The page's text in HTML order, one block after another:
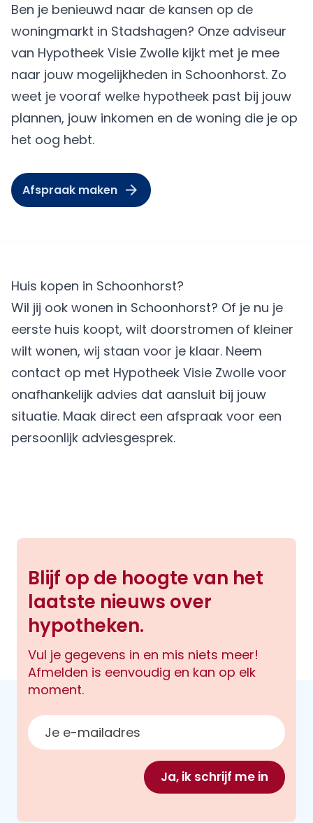
Ben je benieuwd naar de kansen op de
woningmarkt in Stadshagen? Onze adviseur
van Hypotheek Visie Zwolle kijkt met je mee
naar jouw mogelijkheden in Schoonhorst. Zo
weet je vooraf welke hypotheek past bij jouw
plannen, jouw inkomen en de woning die je op
het oog hebt.
Afspraak maken
Huis kopen in Schoonhorst?
Wil jij ook wonen in Schoonhorst? Of je nu je
eerste huis koopt, wilt doorstromen of kleiner
wilt wonen, wij staan voor je klaar. Neem
contact op met Hypotheek Visie Zwolle voor
onafhankelijk advies dat aansluit bij jouw
situatie. Maak direct een afspraak voor een
persoonlijk adviesgesprek.
Blijf op de hoogte van het
laatste nieuws over
hypotheken.
Vul je gegevens in en mis niets meer!
Afmelden is eenvoudig en kan op elk
moment.
E-mailadres
Ja, ik schrijf me in